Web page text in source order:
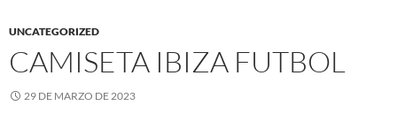
UNCATEGORIZED
CAMISETA IBIZA FUTBOL
29 DE MARZO DE 2023